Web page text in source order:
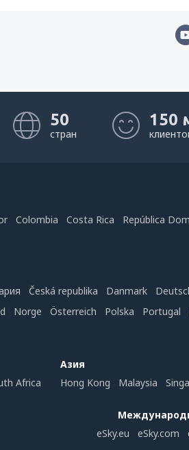
50
стран
150
Colombia Costa Rica República
Česká republika Danmark
Norge Österreich Polska Portugal
Africa
Азия
Hong Kong
Malaysia
eSky.eu
eSky.com